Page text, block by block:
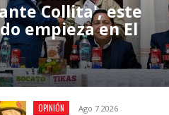
Collita', este
empieza en El
OPINIÓN Ago 7 2026